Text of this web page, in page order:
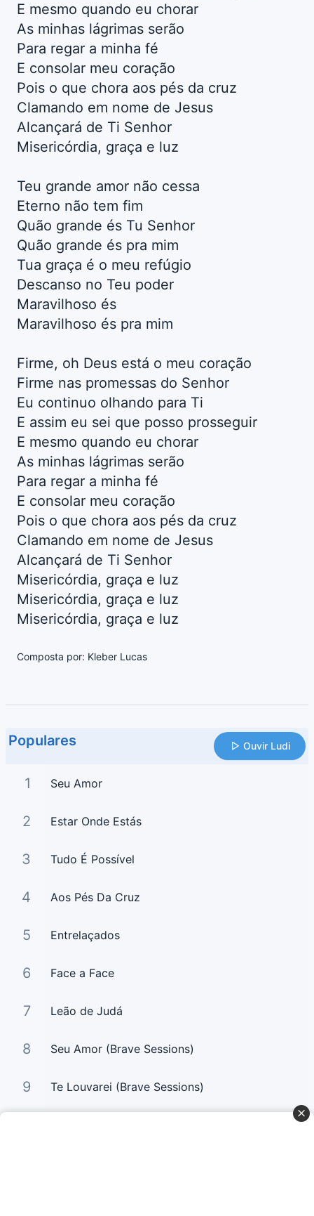
E mesmo quando eu chorar
As minhas lágrimas serão
Para regar a minha fé
E consolar meu coração
Pois o que chora aos pés da cruz
Clamando em nome de Jesus
Alcançará de Ti Senhor
Misericórdia, graça e luz
Teu grande amor não cessa
Eterno não tem fim
Quão grande és Tu Senhor
Quão grande és pra mim
Tua graça é o meu refúgio
Descanso no Teu poder
Maravilhoso és
Maravilhoso és pra mim
Firme, oh Deus está o meu coração
Firme nas promessas do Senhor
Eu continuo olhando para Ti
E assim eu sei que posso prosseguir
E mesmo quando eu chorar
As minhas lágrimas serão
Para regar a minha fé
E consolar meu coração
Pois o que chora aos pés da cruz
Clamando em nome de Jesus
Alcançará de Ti Senhor
Misericórdia, graça e luz
Misericórdia, graça e luz
Misericórdia, graça e luz
Composta por: Kleber Lucas
Populares Ouvir Ludi
1 Seu Amor
2 Estar Onde Estás
3 Tudo É Possível
4 Aos Pés Da Cruz
5 Entrelaçados
6 Face a Face
7 Leão de Judá
8 Seu Amor (Brave Sessions)
9 Te Louvarei (Brave Sessions)